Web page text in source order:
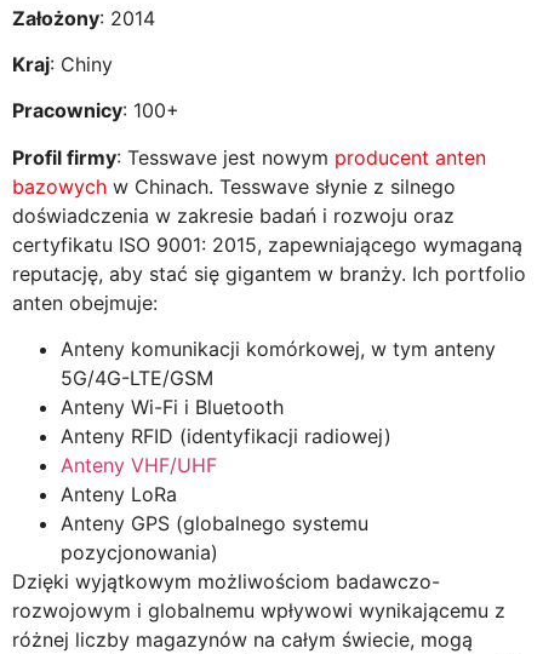
Założony: 2014
Kraj: Chiny
Pracownicy: 100+
Profil firmy: Tesswave jest nowym producent anten
bazowych w Chinach. Tesswave słynie z silnego
doświadczenia w zakresie badań i rozwoju oraz
certyfikatu ISO 9001: 2015, zapewniającego wymaganą
reputację, aby stać się gigantem w branży. Ich portfolio
anten obejmuje:
Anteny komunikacji komórkowej, w tym anteny
5G/4G-LTE/GSM
Anteny Wi-Fi i Bluetooth
Anteny RFID (identyfikacji radiowej)
Anteny VHF/UHF
Anteny LoRa
Anteny GPS (globalnego systemu
pozycjonowania)
Dzięki wyjątkowym możliwościom badawczo-
rozwojowym i globalnemu wpływowi wynikającemu z
różnej liczby magazynów na całym świecie, mogą